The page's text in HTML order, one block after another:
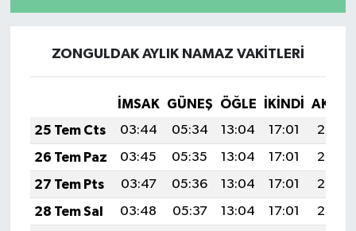
ZONGULDAK AYLIK NAMAZ VAKITLERI
İMSAK GÜNEŞ ÖĞLE İKINDI
25 Tem Cts
03:44 05:34 13:04 17:01
20:25
26 Tem Paz
03:45 05:35 13:04 17:01
20:24
27 Tem Pts
03:47 05:36 13:04 17:01
20:23
28 Tem Sal
03:48 05:37 13:04 17:01
20:22